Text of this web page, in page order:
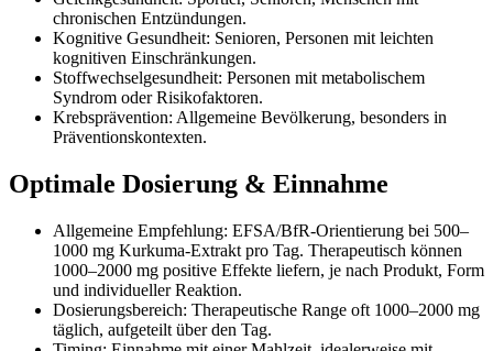
chronischen Entzündungen.
Kognitive Gesundheit: Senioren, Personen mit leichten
kognitiven Einschränkungen.
Stoffwechselgesundheit: Personen mit metabolischem
Syndrom oder Risikofaktoren.
Krebsprävention: Allgemeine Bevölkerung, besonders in
Präventionskontexten.
Optimale Dosierung & Einnahme
Allgemeine Empfehlung: EFSA/BfR-Orientierung bei 500–
1000 mg Kurkuma-Extrakt pro Tag. Therapeutisch können
1000–2000 mg positive Effekte liefern, je nach Produkt, Form
und individueller Reaktion.
Dosierungsbereich: Therapeutische Range oft 1000–2000 mg
täglich, aufgeteilt über den Tag.